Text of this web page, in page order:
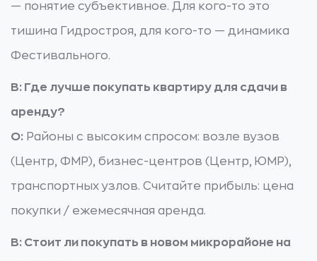
— понятие субъективное. Для кого-то это
тишина Гидростроя, для кого-то — динамика
Фестивального.
В: Где лучше покупать квартиру для сдачи в
аренду?
О: Районы с высоким спросом: возле вузов
(Центр, ФМР), бизнес-центров (Центр, ЮМР),
транспортных узлов. Считайте прибыль: цена
покупки / ежемесячная аренда.
В: Стоит ли покупать в новом микрорайоне на